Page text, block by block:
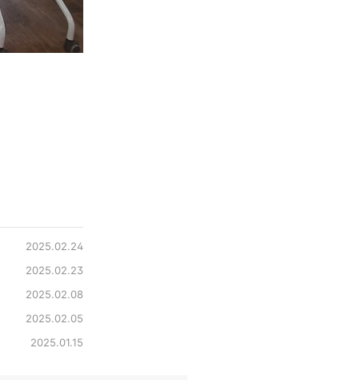
2025.02.24
2025.02.23
2025.02.08
2025.02.05
2025.01.15